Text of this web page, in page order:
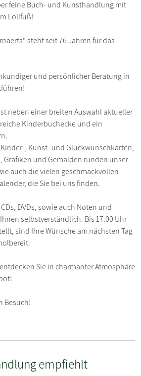
feine Buch- und Kunsthandlung mit
Lollfuß!
steht seit 76 Jahren für das
und persönlicher Beratung in
neben einer breiten Auswahl aktueller
Kinderbuchecke und ein
, Kunst- und Glückwunschkarten,
Grafiken und Gemälden runden unser
auch die vielen geschmackvollen
die Sie bei uns finden.
DVDs, sowie auch Noten und
selbstverständlich. Bis 17.00 Uhr
sind Ihre Wünsche am nächsten Tag
Sie in charmanter Atmosphäre
Besuch!
empfiehlt